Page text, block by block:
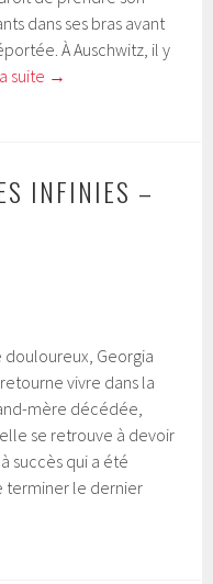
dans ses bras avant
À Auschwitz, il y
suite →
INFINIES –
douloureux, Georgia
vivre dans la
mère décédée,
se retrouve à devoir
succès qui a été
terminer le dernier